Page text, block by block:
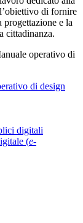
di fornire
e la
cittadinanza.
operativo di
di design
digitali
(e-